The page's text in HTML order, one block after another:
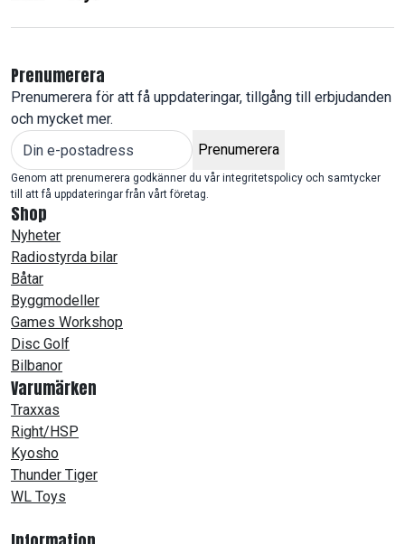
Prenumerera
Prenumerera för att få uppdateringar, tillgång till erbjudanden
och mycket mer.
Prenumerera
Genom att prenumerera godkänner du vår integritetspolicy och samtycker
till att få uppdateringar från vårt företag.
Shop
Nyheter
Radiostyrda bilar
Båtar
Byggmodeller
Games Workshop
Disc Golf
Bilbanor
Varumärken
Traxxas
Right/HSP
Kyosho
Thunder Tiger
WL Toys